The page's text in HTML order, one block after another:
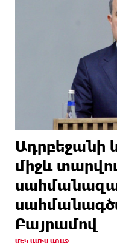
Ադրբեջանի
միջև
Բայրամով
ՄԵԿ ԱՄԻՍ ԱՌԱՋ